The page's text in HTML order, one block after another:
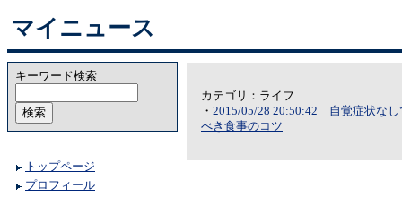
マイニュース
キーワード検索
トップページ
プロフィール
カテゴリ：ライフ
・ 2015/05/28 20:50:42 自覚症状な
べき食事のコツ